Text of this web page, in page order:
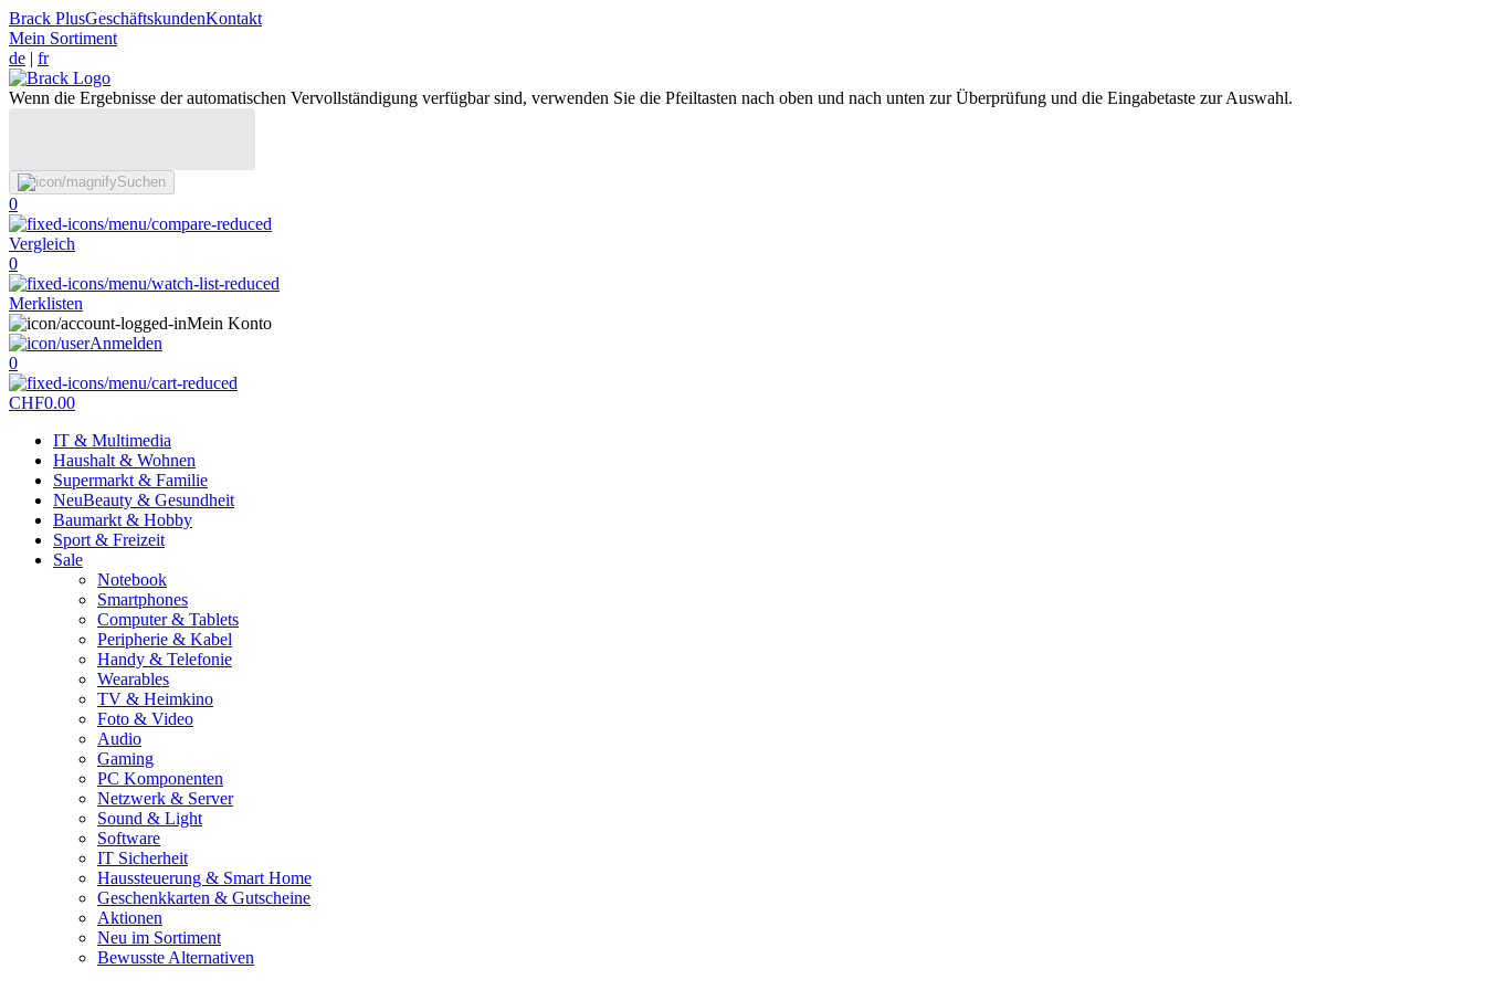
Brack PlusGeschäftskundenKontakt
Mein Sortiment
de | fr
Wenn die Ergebnisse der automatischen Vervollständigung verfügbar sind, verwenden Sie die Pfeiltasten nach oben und nach unten zur Überprüfung und die Eingabetaste zur Auswahl.
Suchen
0
Vergleich
0
Merklisten
Mein Konto
Anmelden
0
CHF0.00
IT & Multimedia
Haushalt & Wohnen
Supermarkt & Familie
NeuBeauty & Gesundheit
Baumarkt & Hobby
Sport & Freizeit
Sale
Notebook
Smartphones
Computer & Tablets
Peripherie & Kabel
Handy & Telefonie
Wearables
TV & Heimkino
Foto & Video
Audio
Gaming
PC Komponenten
Netzwerk & Server
Sound & Light
Software
IT Sicherheit
Haussteuerung & Smart Home
Geschenkkarten & Gutscheine
Aktionen
Neu im Sortiment
Bewusste Alternativen